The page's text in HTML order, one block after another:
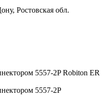
Ростовская обл.
5557-2P Robiton ER
5557-2P